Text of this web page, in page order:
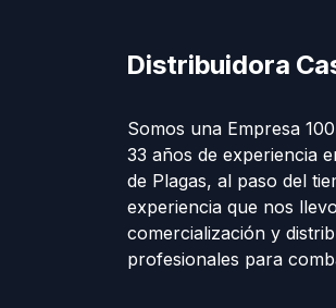
Distribuidora
Somos una Empresa
33 años de experiencia
de Plagas, al paso del
experiencia que nos
comercialización y
profesionales para